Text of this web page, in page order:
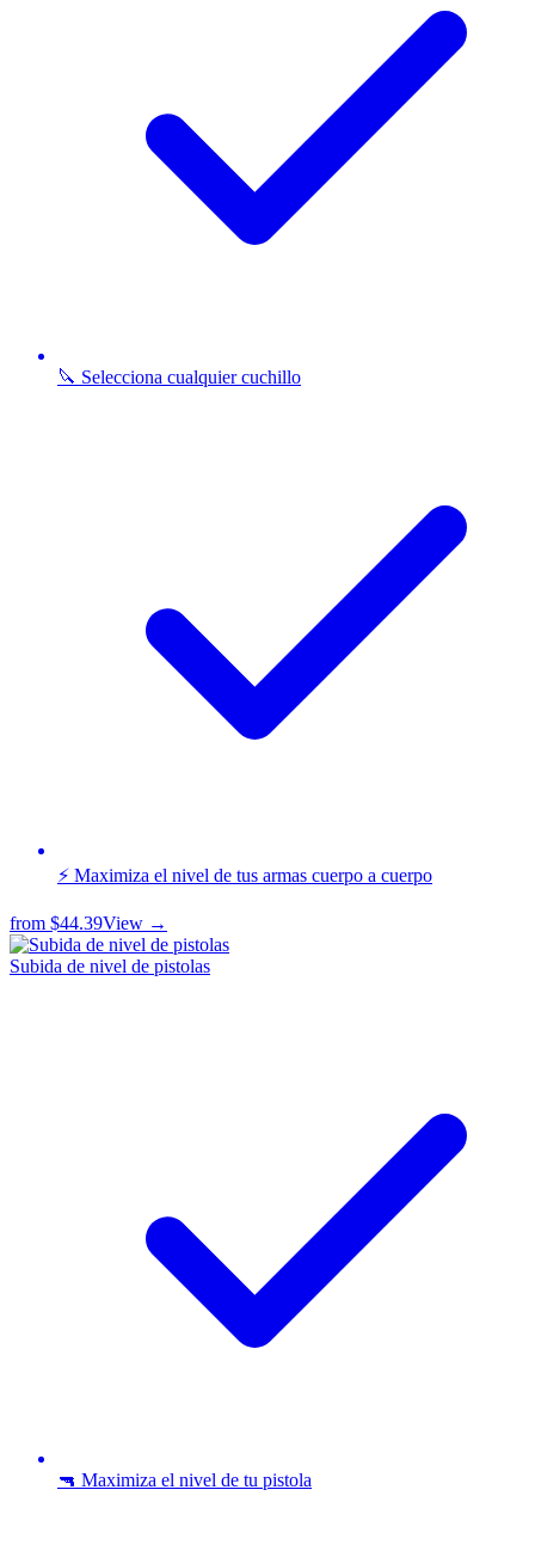
🔪 Selecciona cualquier cuchillo
⚡ Maximiza el nivel de tus armas cuerpo a cuerpo
from $44.39View →
Subida de nivel de pistolas
🔫 Maximiza el nivel de tu pistola